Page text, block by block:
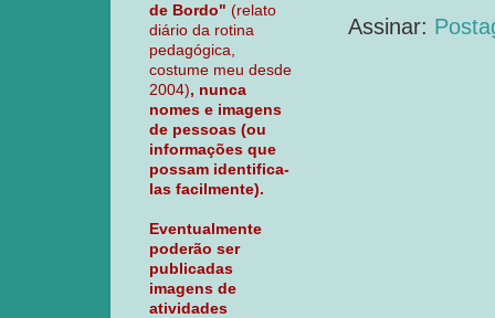
Assinar:
de Bordo" (relato
diário da rotina
pedagógica,
costume meu desde
2004), nunca
nomes e imagens
de pessoas (ou
informações que
possam identifica-
las facilmente).
Eventualmente
poderão ser
publicadas
imagens de
atividades